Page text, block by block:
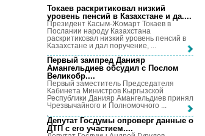
Токаев раскритиковал низкий
уровень пенсий в Казахстане и да....
Президент Касым-Жомарт Токаев в
Послании народу Казахстана
раскритиковал низкий уровень пенсий в
Казахстане и дал поручение, ...
Первый зампред Данияр
Амангельдиев обсудил с Послом
Великобр....
Первый заместитель Председателя
Кабинета Министров Кыргызской
Республики Данияр Амангельдиев принял
Чрезвычайного и Полномочного ...
Депутат Госдумы опроверг данные о
ДТП с его участием....